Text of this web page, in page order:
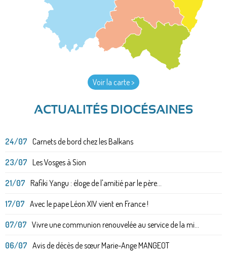
Voir la carte >
ACTUALITÉS DIOCÉSAINES
24/07 Carnets de bord chez les Balkans
23/07 Les Vosges à Sion
21/07 Rafiki Yangu : éloge de l'amitié par le père...
17/07 Avec le pape Léon XIV vient en France !
07/07 Vivre une communion renouvelée au service de la mi...
06/07 Avis de décès de sœur Marie-Ange MANGEOT